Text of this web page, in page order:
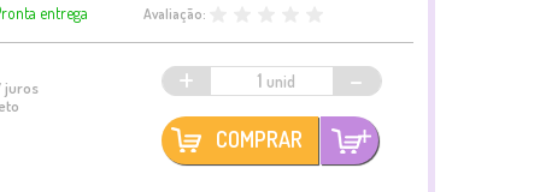
entrega Avaliação:
juros
+ -
COMPRAR